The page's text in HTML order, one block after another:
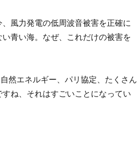
風力発電の低周波音被害を正確に
青い海。なぜ、これだけの被害を
然エネルギー、パリ協定、たくさん
ね、それはすごいことになってい